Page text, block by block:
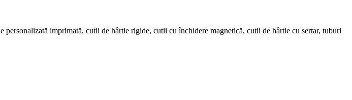
imprimată, cutii de hârtie rigide, cutii cu închidere magnetică, cutii de hârtie cu sertar, tuburi